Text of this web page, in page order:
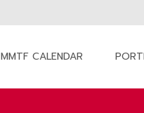
MMTF CALENDAR